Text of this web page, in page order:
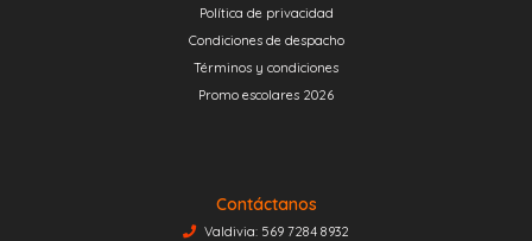
Política de privacidad
Condiciones de despacho
Términos y condiciones
Promo escolares 2026
Contáctanos
Valdivia: 569 7284 8932